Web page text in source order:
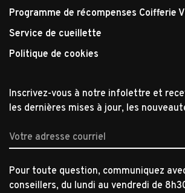
Programme de récompenses Coifferie
Service de cueillette
Politique de cookies
Inscrivez-vous à notre infolettre et
les dernières mises à jour, les
Pour toute question, communiquez
conseillers, du lundi au vendredi de